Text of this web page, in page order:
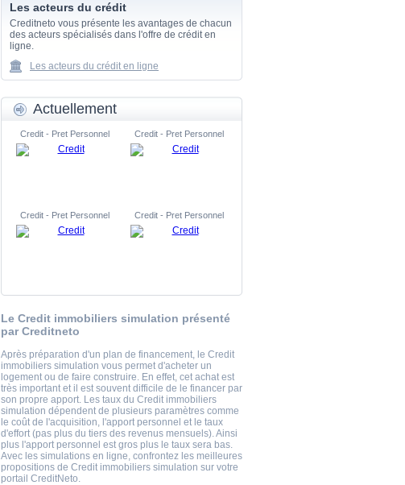
Les acteurs du crédit
Creditneto vous présente les avantages de chacun
des acteurs spécialisés dans l'offre de crédit en
ligne.
Les acteurs du crédit en ligne
Actuellement
Credit - Pret Personnel Credit - Pret Personnel
Credit - Pret Personnel Credit - Pret Personnel
Le Credit immobiliers simulation présenté
par Creditneto
Après préparation d'un plan de financement, le Credit
immobiliers simulation vous permet d'acheter un
logement ou de faire construire. En effet, cet achat est
très important et il est souvent difficile de le financer par
son propre apport. Les taux du Credit immobiliers
simulation dépendent de plusieurs paramètres comme
le coût de l'acquisition, l'apport personnel et le taux
d'effort (pas plus du tiers des revenus mensuels). Ainsi
plus l'apport personnel est gros plus le taux sera bas.
Avec les simulations en ligne, confrontez les meilleures
propositions de Credit immobiliers simulation sur votre
portail CreditNeto.